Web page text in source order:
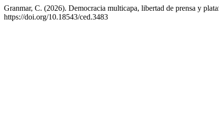
Granmar, C. (2026). Democracia multicapa, libertad de prensa y
https://doi.org/10.18543/ced.3483